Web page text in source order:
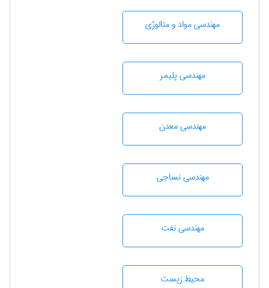
مهندسی مواد و متالوژی
مهندسی پليمر
مهندسی معدن
مهندسي نساجی
مهندسی نفت
محيط زيست